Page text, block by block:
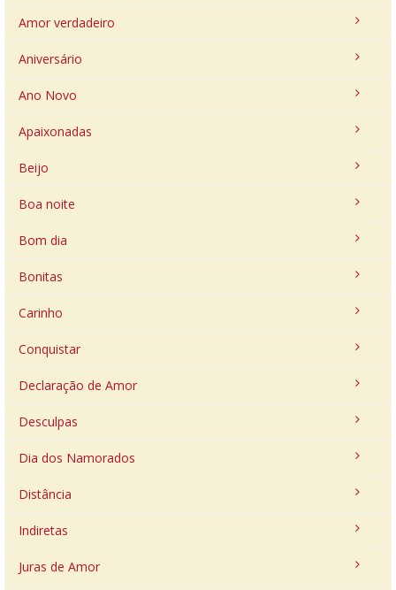
Amor verdadeiro
Aniversário
Ano Novo
Apaixonadas
Beijo
Boa noite
Bom dia
Bonitas
Carinho
Conquistar
Declaração de Amor
Desculpas
Dia dos Namorados
Distância
Indiretas
Juras de Amor